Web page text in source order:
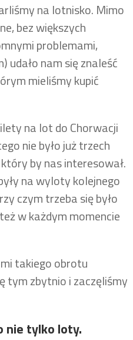
na lotnisko. Mimo
bez większych
problemami,
udało nam się znaleść
mieliśmy kupić
na lot do Chorwacji
nie było już trzech
by nas interesował.
na wyloty kolejnego
czym trzeba się było
w każdym momencie
takiego obrotu
tym zbytnio i zaczęliśmy
nie tylko loty.